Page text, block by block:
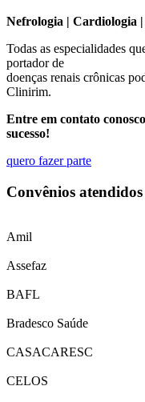
Nefrologia | Cardiologia
Todas as especialidades
portador de
doenças renais crônicas
Clinirim.
Entre em contato
sucesso!
quero fazer parte
Convênios atendidos
Amil
Assefaz
BAFL
Bradesco Saúde
CASACARESC
CELOS